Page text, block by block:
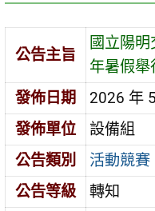
公告主旨
國立陽
年暑假舉
發佈日期
2026 年
發佈單位
設備組
公告類別
活動競賽
公告等級
轉知